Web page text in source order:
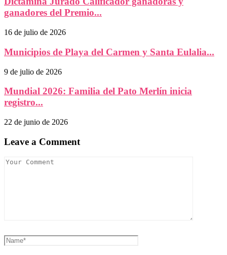
ganadores del Premio...
16 de julio de 2026
Municipios de Playa del Carmen y Santa Eulalia...
9 de julio de 2026
Mundial 2026: Familia del Pato Merlín inicia
registro...
22 de junio de 2026
Leave a Comment